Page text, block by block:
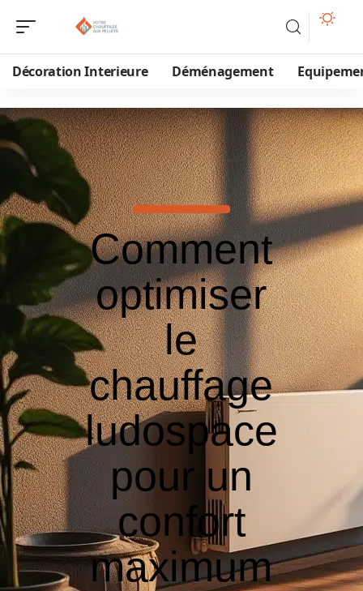
Décoration Interieure Déménagement
Comment
optimiser
le
chauffage
ludospace
pour un
confort
maximum